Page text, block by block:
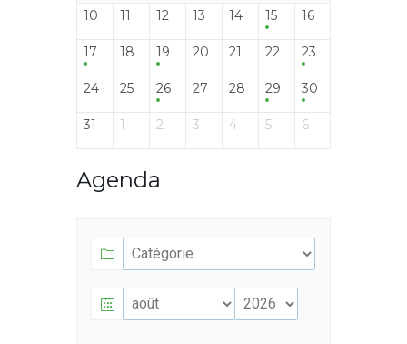
10 11 12 13 14 15 16
17 18 19 20 21 22 23
24 25 26 27 28 29 30
31 1 2 3 4 5 6
Agenda